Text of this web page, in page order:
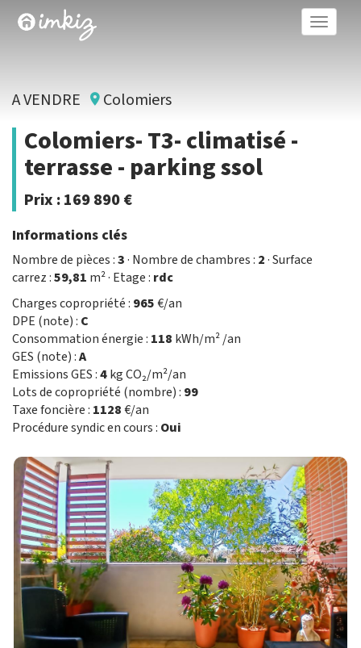
Toggle
A VENDRE Colomiers
Colomiers- T3- climatisé -
terrasse - parking ssol
Prix :169 890 €
Informations clés
Nombre de pièces :3· Nombre de chambres : 2· Surface
carrez :59,81 m² · Etage : rdc
Charges copropriété : 965€/an
DPE (note) : C
Consommation énergie : 118 kWh/m² /an
GES (note) :A
Emissions GES :4kg CO₂/m²/an
Lots de copropriété (nombre) : 99
Taxe foncière : 1128€/an
Procédure syndic en cours : Oui